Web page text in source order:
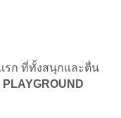
รก ที่ทั้งสนุกและตื่น
PLAYGROUND